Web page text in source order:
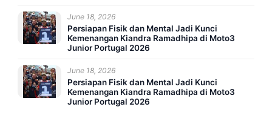
June 18, 2026
Persiapan Fisik dan Mental Jadi Kunci
Kemenangan Kiandra Ramadhipa di Moto3
Junior Portugal 2026
June 18, 2026
Persiapan Fisik dan Mental Jadi Kunci
Kemenangan Kiandra Ramadhipa di Moto3
Junior Portugal 2026